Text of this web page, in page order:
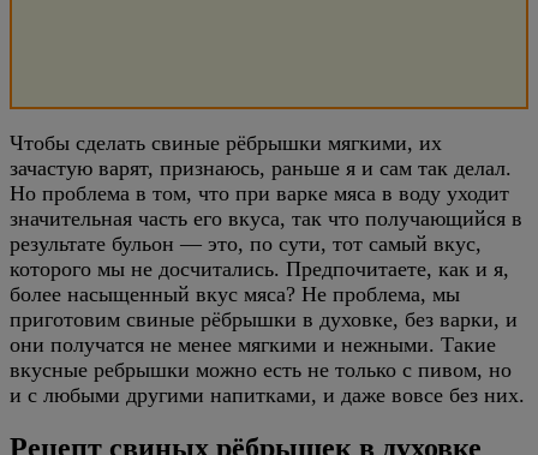
Чтобы сделать свиные рёбрышки мягкими, их
зачастую варят, признаюсь, раньше я и сам так делал.
Но проблема в том, что при варке мяса в воду уходит
значительная часть его вкуса, так что получающийся в
результате бульон — это, по сути, тот самый вкус,
которого мы не досчитались. Предпочитаете, как и я,
более насыщенный вкус мяса? Не проблема, мы
приготовим свиные рёбрышки в духовке, без варки, и
они получатся не менее мягкими и нежными. Такие
вкусные ребрышки можно есть не только с пивом, но
и с любыми другими напитками, и даже вовсе без них.
Рецепт свиных рёбрышек в духовке